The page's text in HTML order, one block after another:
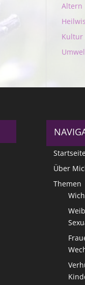
Altern
Kultur
Über
Themen